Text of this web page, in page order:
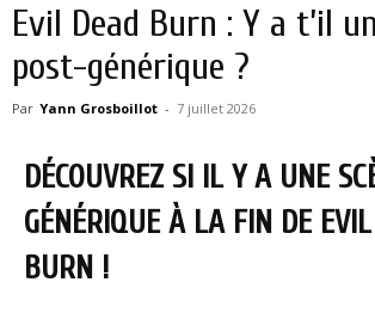
Evil Dead Burn : Y a t’il
post-générique ?
Par Yann Grosboillot - 7 juillet 2026
DÉCOUVREZ SI IL Y A UNE
GÉNÉRIQUE À LA FIN DE
BURN !